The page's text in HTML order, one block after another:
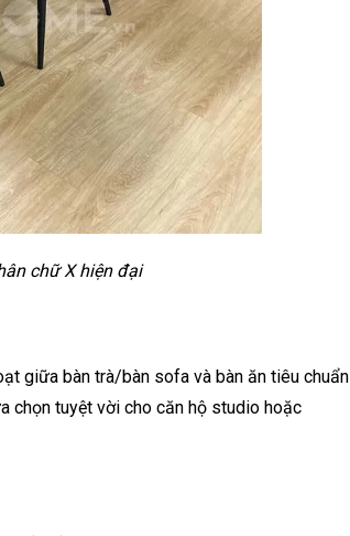
chữ X hiện đại
giữa bàn trà/bàn sofa và bàn ăn tiêu chuẩn
chọn tuyệt vời cho căn hộ studio hoặc